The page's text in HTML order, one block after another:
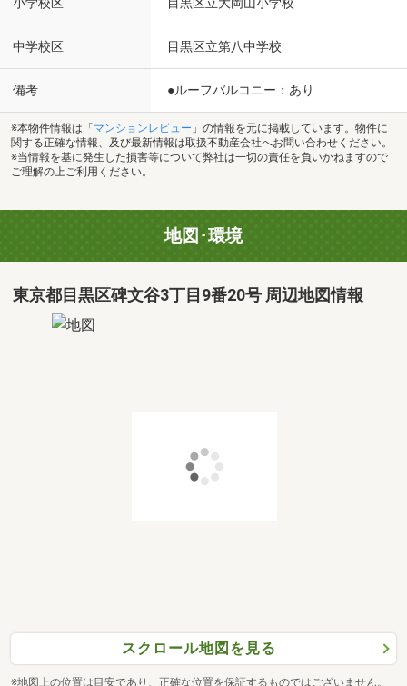
小学校区
中学校区 目黒区立第八中学校
備考 ●ルーフバルコニー：あり
※本物件情報は「 マンションレビュー 」の情報を元に掲載しています。物件に
関する正確な情報、及び最新情報は取扱不動産会社へお問い合わせください。
※当情報を基に発生した損害等について弊社は一切の責任を負いかねますので
ご理解の上ご利用ください。
地図･環境
東京都目黒区碑文谷3丁目9番20号 周辺地図情報
スクロール地図を見る
※地図上の位置は目安であり、正確な位置を保証するものではございません。